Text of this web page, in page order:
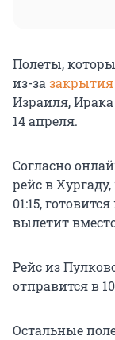
Полеты,
из-за закрытия
Израиля,
14 апреля.
Согласно
рейс в
01:15,
вылетит вместо
Рейс из
отправится в
Остальные